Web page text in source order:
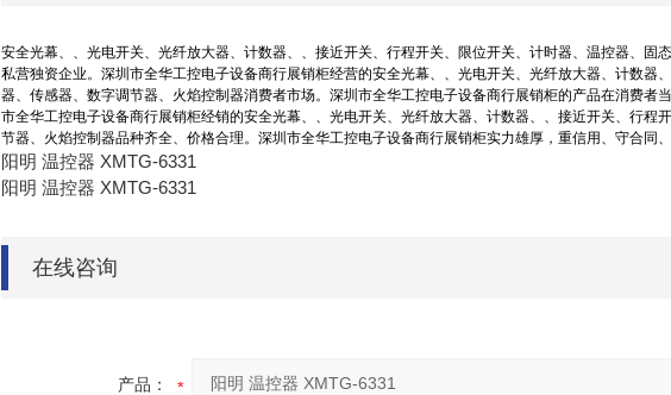
安全光幕、、光电开关、光纤放大器、计数器、、接近开关、行程开关、限位开关、计时器、温控器、
私营独资企业。深圳市全华工控电子设备商行展销柜经营的安全光幕、、光电开关、光纤放大器、计数
器、传感器、数字调节器、火焰控制器消费者市场。深圳市全华工控电子设备商行展销柜的产品在消费
市全华工控电子设备商行展销柜经销的安全光幕、、光电开关、光纤放大器、计数器、、接近开关、行
节器、火焰控制器品种齐全、价格合理。深圳市全华工控电子设备商行展销柜实力雄厚，重信用、守合
阳明 温控器 XMTG-6331
阳明 温控器 XMTG-6331
在线咨询
产品：